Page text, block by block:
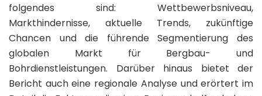
folgendes sind: Wettbewerbsniveau,
Markthindernisse, aktuelle Trends, zukünftige
Chancen und die führende Segmentierung des
globalen Markt für Bergbau- und
Bohrdienstleistungen. Darüber hinaus bietet der
Bericht auch eine regionale Analyse und erörtert im